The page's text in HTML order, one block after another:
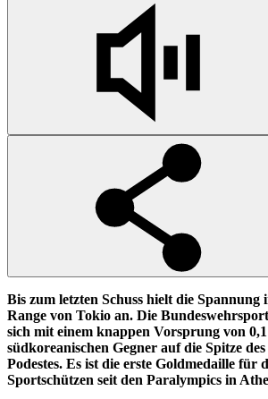
Bis zum letzten Schuss hielt die Spannung
Range von Tokio an. Die
sich mit einem knappen Vorsprung von
südkoreanischen Gegner auf die Spitze
Podestes. Es ist die erste Goldmedaille für
Sportschützen seit den Paralympics in